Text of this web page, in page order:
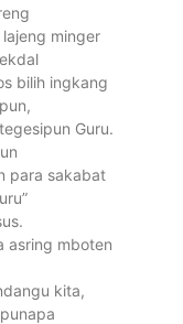
minger
bilih ingkang
Guru.
para sakabat
asring mboten
kita,